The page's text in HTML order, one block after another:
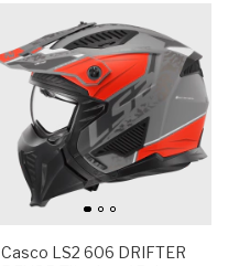
Casco LS2 606 DRIFTER